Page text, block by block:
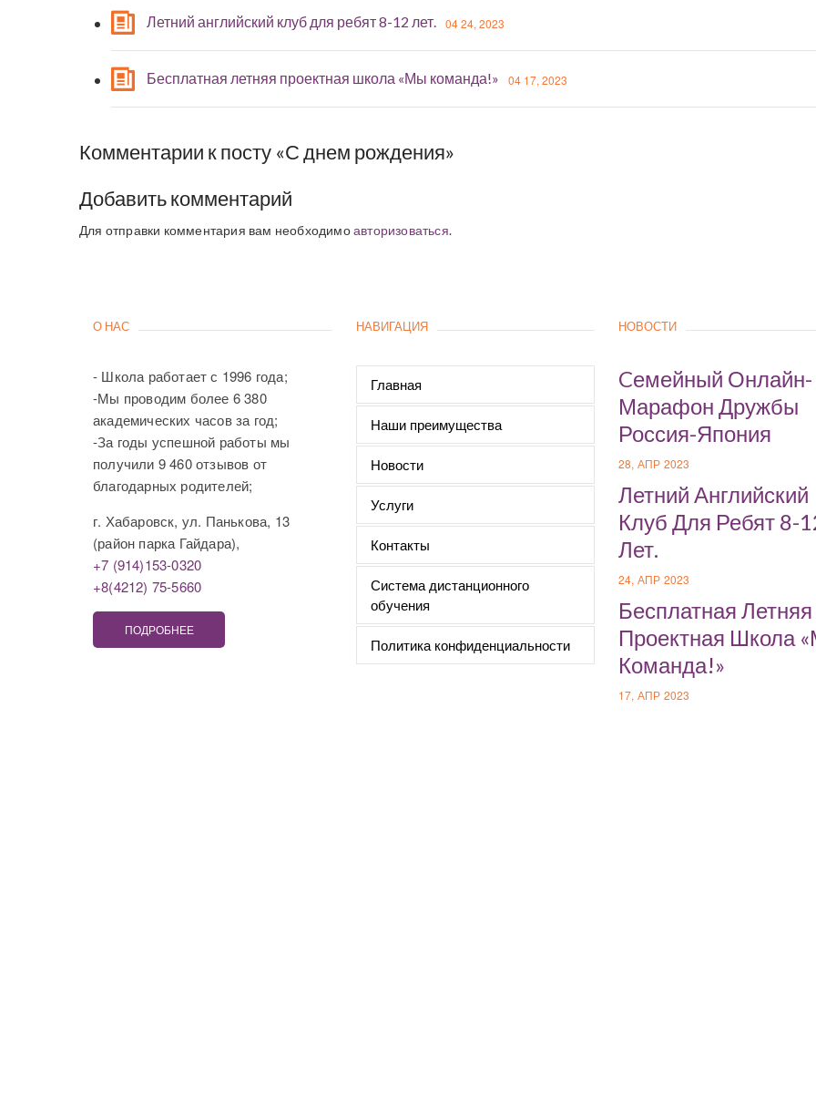
Летний английский клуб для ребят 8-12 лет. 04 24, 2023
Бесплатная летняя проектная школа «Мы команда!» 04 17, 2023
Комментарии к посту «С днем рождения»
Добавить комментарий
Для отправки комментария вам необходимоавторизоваться.
О НАС
- Школа работает с 1996 года;
-Мы проводим более 6 380
академических часов за год;
-За годы успешной работы мы
получили 9 460 отзывов от
благодарных родителей;
г. Хабаровск, ул. Панькова, 13
(район парка Гайдара),
+7 (914)153-0320
+8(4212) 75-5660
ПОДРОБНЕЕ
НАВИГАЦИЯ
Главная
Наши преимущества
Новости
Услуги
Контакты
Система дистанционного
обучения
Политика конфиденциальности
НОВОСТИ
Cемейный Онлайн-
Марафон Дружбы
Россия-Япония
28, АПР 2023
Летний Английский
Клуб Для Ребят 8-
Лет.
24, АПР 2023
Бесплатная Летняя
Проектная Школа
Команда!»
17, АПР 2023